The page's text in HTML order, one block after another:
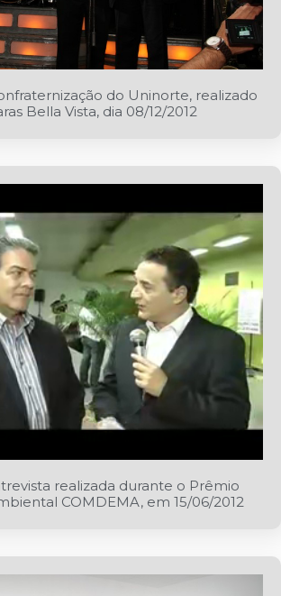
do Uninorte, realizado
Bella Vista, dia 08/12/2012
realizada durante o Prêmio
COMDEMA, em 15/06/2012